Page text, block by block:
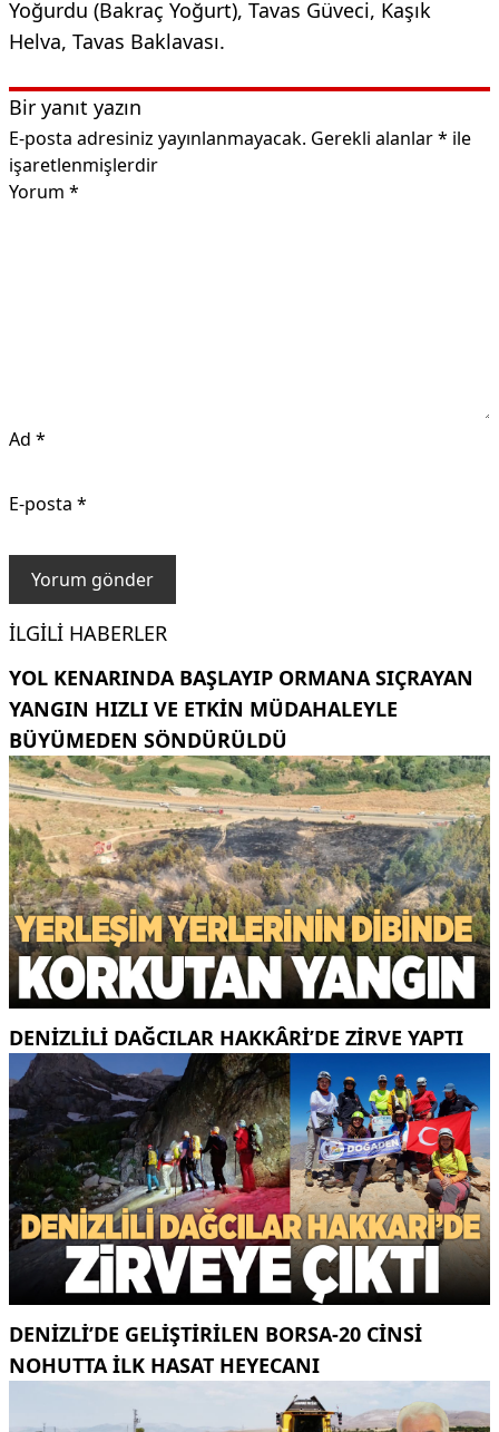
Yoğurdu (Bakraç Yoğurt), Tavas Güveci, Kaşık
Helva, Tavas Baklavası.
Bir yanıt yazın
E-posta adresiniz yayınlanmayacak. Gerekli alanlar* ile
işaretlenmişlerdir
Yorum *
Ad *
E-posta *
İLGILI HABERLER
YOL KENARINDA BAŞLAYIP ORMANA SIÇRAYAN
YANGIN HIZLI VE ETKIN MÜDAHALEYLE
BÜYÜMEDEN SÖNDÜRÜLDÜ
DENIZLILI DAĞCILAR HAKKÂRI’DE ZIRVE YAPTI
DENIZLI’DE GELIŞTIRILEN BORSA-20 CINSI
NOHUTTA ILK HASAT HEYECANI